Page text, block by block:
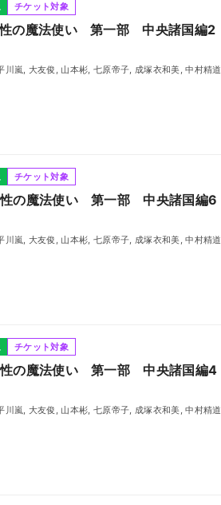
チケット対象
の魔法使い 第一部 中央諸国編2
川嵐, 大友俊, 山本彬, 七原帝子, 成塚衣和美, 中村精道
チケット対象
の魔法使い 第一部 中央諸国編6
川嵐, 大友俊, 山本彬, 七原帝子, 成塚衣和美, 中村精道
チケット対象
の魔法使い 第一部 中央諸国編4
川嵐, 大友俊, 山本彬, 七原帝子, 成塚衣和美, 中村精道